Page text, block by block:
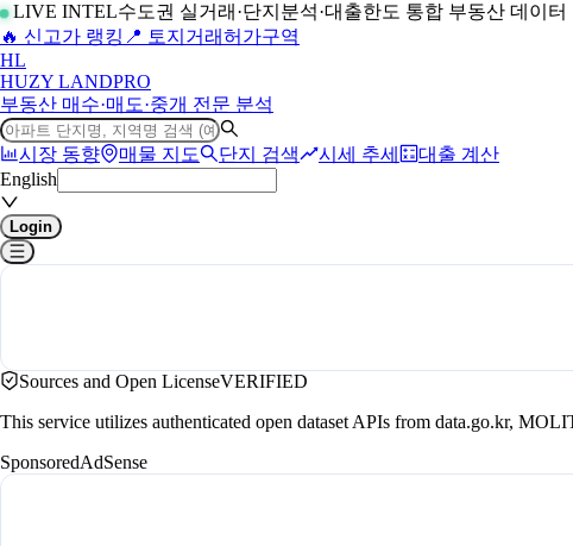
LIVE INTEL수도권 실거래·단지분석·대출한도 통합 부동산 데이터
🔥 신고가 랭킹 📍 토지거래허가구역
HL
HUZY LANDPRO
부동산 매수·매도·중개 전문 분석
시장 동향 매물 지도 단지 검색 시세 추세
대출 계산
English
Login
Sources and Open LicenseVERIFIED
This service utilizes authenticated open dataset APIs from data.go.kr,
SponsoredAdSense